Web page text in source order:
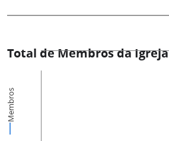
Total de Membros da Igreja
Membros